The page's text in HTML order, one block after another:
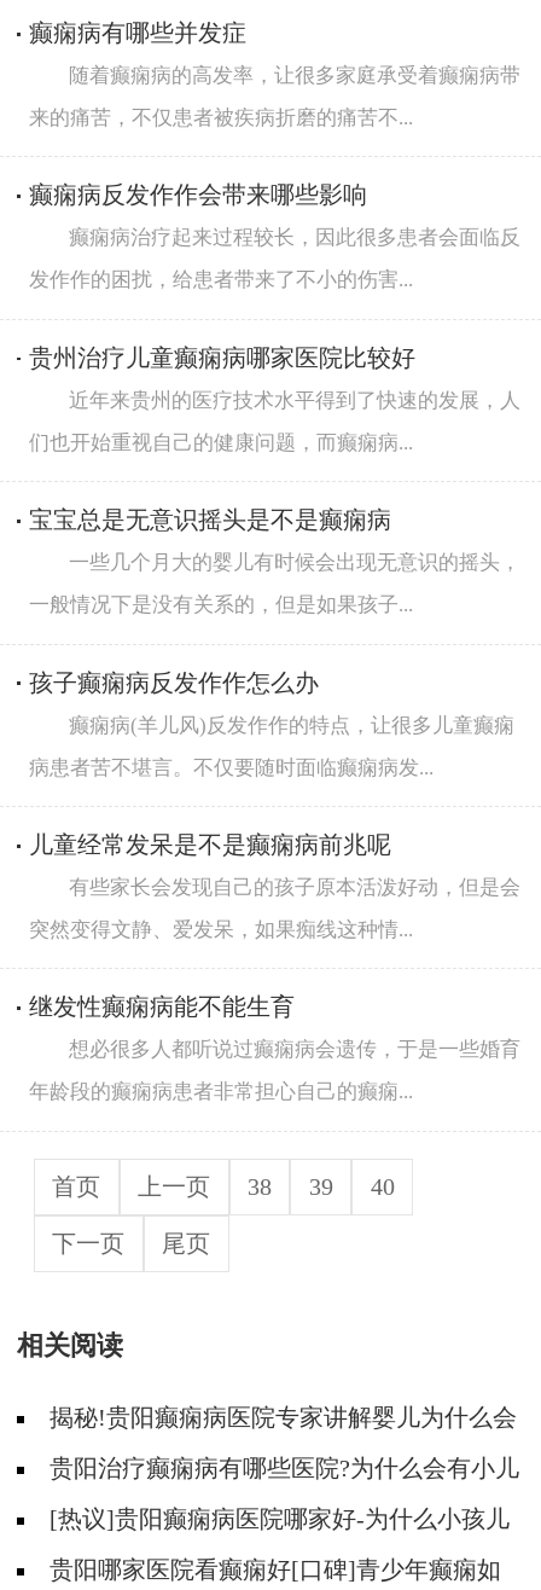
癫痫病有哪些并发症
随着癫痫病的高发率，让很多家庭承受着癫痫病带
来的痛苦，不仅患者被疾病折磨的痛苦不...
癫痫病反发作作会带来哪些影响
癫痫病治疗起来过程较长，因此很多患者会面临反
发作作的困扰，给患者带来了不小的伤害...
贵州治疗儿童癫痫病哪家医院比较好
近年来贵州的医疗技术水平得到了快速的发展，人
们也开始重视自己的健康问题，而癫痫病...
宝宝总是无意识摇头是不是癫痫病
一些几个月大的婴儿有时候会出现无意识的摇头，
一般情况下是没有关系的，但是如果孩子...
孩子癫痫病反发作作怎么办
癫痫病(羊儿风)反发作作的特点，让很多儿童癫痫
病患者苦不堪言。不仅要随时面临癫痫病发...
儿童经常发呆是不是癫痫病前兆呢
有些家长会发现自己的孩子原本活泼好动，但是会
突然变得文静、爱发呆，如果痴线这种情...
继发性癫痫病能不能生育
想必很多人都听说过癫痫病会遗传，于是一些婚育
年龄段的癫痫病患者非常担心自己的癫痫...
首页 上一页 38 39 40
下一页 尾页
相关阅读
揭秘!贵阳癫痫病医院专家讲解婴儿为什么会
得癫痫呢
贵阳治疗癫痫病有哪些医院?为什么会有小儿
遗传性癫痫病?
[热议]贵阳癫痫病医院哪家好-为什么小孩儿
会得羊儿疯病？
贵阳哪家医院看癫痫好[口碑]青少年癫痫如